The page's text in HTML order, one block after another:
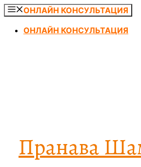
Перейти
содержимому
ОНЛАЙН КОНСУЛЬТАЦИЯ
ОНЛАЙН КОНСУЛЬТАЦИЯ
Пранава